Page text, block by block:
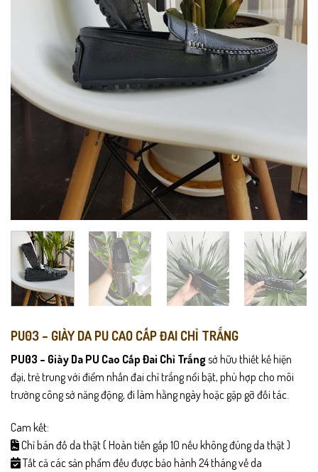
PU03 – GIÀY DA PU CAO CẤP ĐAI CHỈ TRẮNG
PU03 – Giày Da PU Cao Cấp Đai Chỉ Trắngsở hữu thiết kế hiện
đại, trẻ trung với điểm nhấn đai chỉ trắng nổi bật, phù hợp cho môi
trường công sở năng động, đi làm hằng ngày hoặc gặp gỡ đối tác.
Cam kết:
Chỉ bán đồ da thật ( Hoàn tiền gấp 10 nếu không đúng da thật )
Tất cả các sản phẩm đều được bảo hành 24 tháng về da